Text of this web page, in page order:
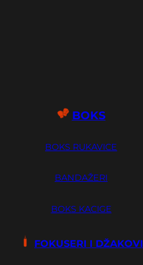
BOKS
BOKS RUKAVICE
BANDAŽERI
BOKS KACIGE
FOKUSERI I DŽAKOVI